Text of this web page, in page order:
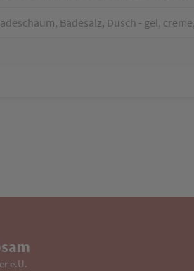
Badesalz, Dusch - gel,
e.U.